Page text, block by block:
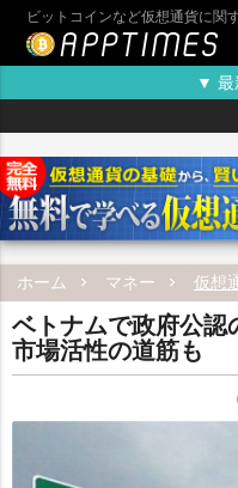
ビットコインなど仮想通貨に関
▼ 最
ホーム マネー 仮想
ベトナムで政府公認
市場活性の道筋も